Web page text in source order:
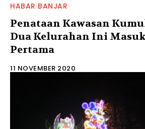
HABAR BANJAR
Penataan Kawasan
Dua Kelurahan Ini
Pertama
11 NOVEMBER 2020